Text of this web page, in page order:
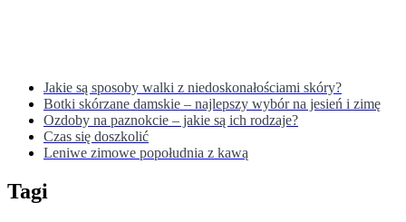
Jakie są sposoby walki z niedoskonałościami skóry?
Botki skórzane damskie – najlepszy wybór na jesień i zimę
Ozdoby na paznokcie – jakie są ich rodzaje?
Czas się doszkolić
Leniwe zimowe popołudnia z kawą
Tagi